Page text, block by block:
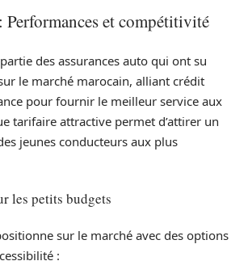
Performances et compétitivité
des assurances auto qui ont su
le marché marocain, alliant crédit
pour fournir le meilleur service aux
tarifaire attractive permet d’attirer un
jeunes conducteurs aux plus
les petits budgets
sur le marché avec des options
: